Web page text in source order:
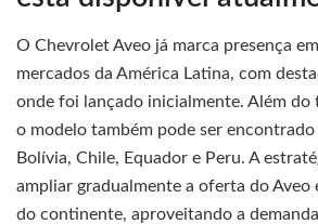
O Chevrolet Aveo já marca presença
mercados da América Latina, com
onde foi lançado inicialmente. Além
o modelo também pode ser encontrado
Bolívia, Chile, Equador e Peru. A
ampliar gradualmente a oferta do Aveo
do continente, aproveitando a